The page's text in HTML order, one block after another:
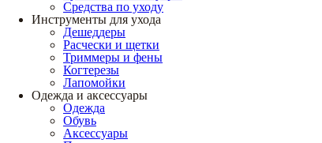
Средства по уходу
Инструменты для ухода
Дешеддеры
Расчески и щетки
Триммеры и фены
Когтерезы
Лапомойки
Одежда и аксессуары
Одежда
Обувь
Аксессуары